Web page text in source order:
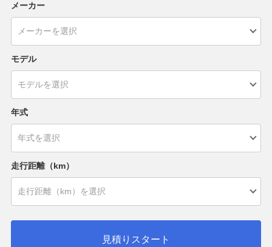
メーカー
モデル
年式
走行距離（km）
見積りスタート